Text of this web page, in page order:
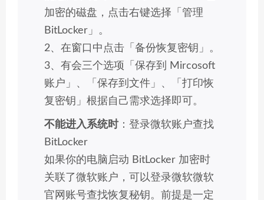
加密的磁盘，点击右键选择「管理
BitLocker」。
2、在窗口中点击「备份恢复密钥」。
3、有会三个选项「保存到 Mircosoft
账户」、「保存到文件」、「打印恢
复密钥」根据自己需求选择即可。
不能进入系统时：登录微软账户查找
BitLocker
如果你的电脑启动 BitLocker 加密时
关联了微软账户，可以登录微软微软
官网账号查找恢复秘钥。前提是一定